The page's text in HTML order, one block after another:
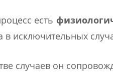
есть
в исключительных
случаев он